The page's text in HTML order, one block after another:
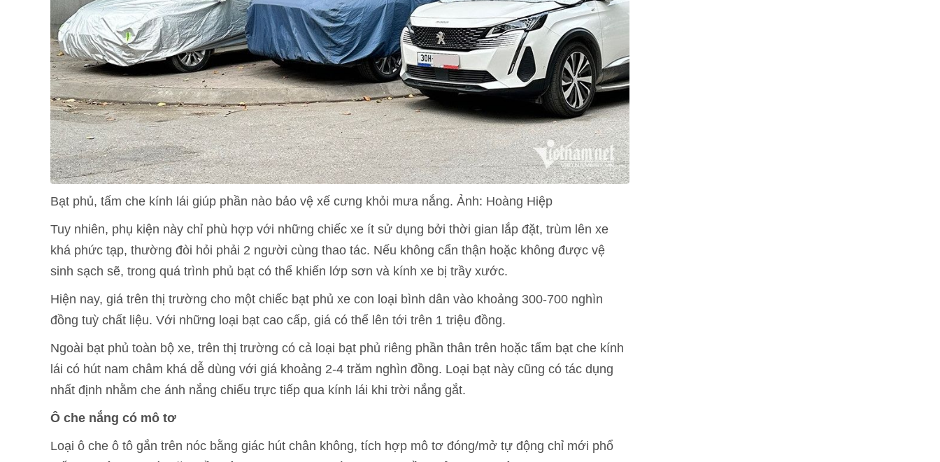
Bạt phủ, tấm che kính lái giúp phần nào bảo vệ xế cưng khỏi mưa nắng. Ảnh: Hoàng Hiệp
Tuy nhiên, phụ kiện này chỉ phù hợp với những chiếc xe ít sử dụng bởi thời gian lắp đặt, trùm lên xe
khá phức tạp, thường đòi hỏi phải 2 người cùng thao tác. Nếu không cẩn thận hoặc không được vệ
sinh sạch sẽ, trong quá trình phủ bạt có thể khiến lớp sơn và kính xe bị trầy xước.
Hiện nay, giá trên thị trường cho một chiếc bạt phủ xe con loại bình dân vào khoảng 300-700 nghìn
đồng tuỳ chất liệu. Với những loại bạt cao cấp, giá có thể lên tới trên 1 triệu đồng.
Ngoài bạt phủ toàn bộ xe, trên thị trường có cả loại bạt phủ riêng phần thân trên hoặc tấm bạt che kính
lái có hút nam châm khá dễ dùng với giá khoảng 2-4 trăm nghìn đồng. Loại bạt này cũng có tác dụng
nhất định nhằm che ánh nắng chiếu trực tiếp qua kính lái khi trời nắng gắt.
Ô che nắng có mô tơ
Loại ô che ô tô gắn trên nóc bằng giác hút chân không, tích hợp mô tơ đóng/mở tự động chỉ mới phổ